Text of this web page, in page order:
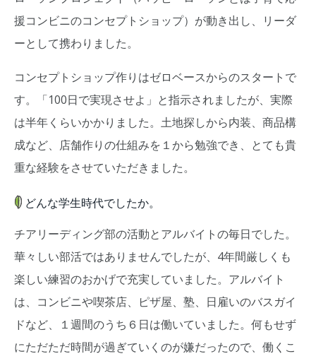
援コンビニのコンセプトショップ）が動き出し、リーダ
ーとして携わりました。
コンセプトショップ作りはゼロベースからのスタートで
す。「100日で実現させよ」と指示されましたが、実際
は半年くらいかかりました。土地探しから内装、商品構
成など、店舗作りの仕組みを１から勉強でき、とても貴
重な経験をさせていただきました。
どんな学生時代でしたか。
チアリーディング部の活動とアルバイトの毎日でした。
華々しい部活ではありませんでしたが、4年間厳しくも
楽しい練習のおかげで充実していました。アルバイト
は、コンビニや喫茶店、ピザ屋、塾、日雇いのバスガイ
ドなど、１週間のうち６日は働いていました。何もせず
にただただ時間が過ぎていくのが嫌だったので、働くこ